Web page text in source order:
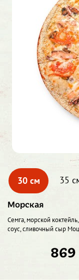
30 см 35
Морская
Семга, морской
соус, сливочный сыр
869